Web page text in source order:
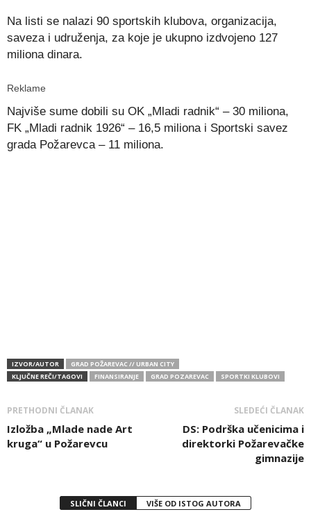
Na listi se nalazi 90 sportskih klubova, organizacija,
saveza i udruženja, za koje je ukupno izdvojeno 127
miliona dinara.
Reklame
Najviše sume dobili su OK „Mladi radnik“ – 30 miliona,
FK „Mladi radnik 1926“ – 16,5 miliona i Sportski savez
grada Požarevca – 11 miliona.
IZVOR/AUTOR
GRAD POŽAREVAC // URBAN CITY
KLJUČNE REČI/TAGOVI
FINANSIRANJE GRAD POZAREVAC SPORTKI KLUBOVI
PRETHODNI ČLANAK
Izložba „Mlade nade Art
kruga“ u Požarevcu
SLEDEĆI ČLANAK
DS: Podrška učenicima i
direktorki Požarevačke
gimnazije
SLIČNI ČLANCI VIŠE OD ISTOG AUTORA